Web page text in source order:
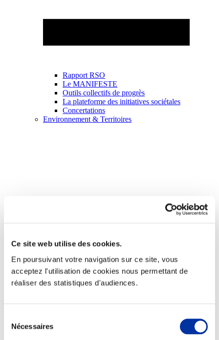
Ce site web utilise des cookies.
En poursuivant votre navigation sur ce site, vous
acceptez l'utilisation de cookies nous permettant de
réaliser des statistiques d'audiences.
Nécessaires
Rapport RSO
Le MANIFESTE
Outils collectifs de progrès
La plateforme des initiatives sociétales
Concertations
Environnement & Territoires
Viande et climat
Valorisation de l’herbe
Bien-être, Protection et Santé des animaux